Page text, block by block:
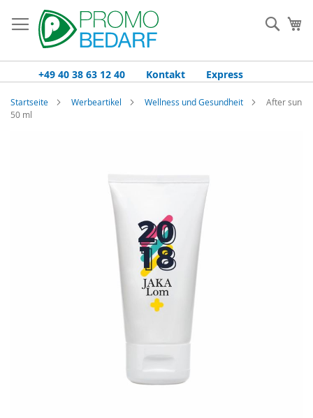
Inhalt
springen
+49 40 38 63 12 40 Kontakt Express
Startseite Werbeartikel Wellness und Gesundheit
After sun
50 ml